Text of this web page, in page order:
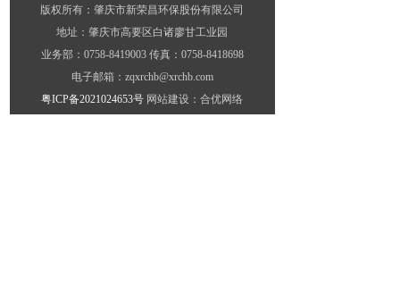
版权所有：肇庆市新荣昌环保股份有限公司
地址：肇庆市高要区白诸廖甘工业园
业务部：0758-8419003 传真：0758-8418698
电子邮箱：zqxrchb@xrchb.com
粤ICP备2021024653号 网站建设：合优网络